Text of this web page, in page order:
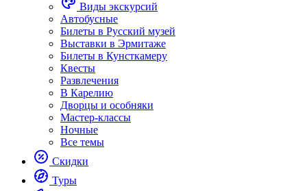
Виды экскурсий
Автобусные
Билеты в Русский музей
Выставки в Эрмитаже
Билеты в Кунсткамеру
Квесты
Развлечения
В Карелию
Дворцы и особняки
Мастер-классы
Ночные
Все темы
Скидки
Туры